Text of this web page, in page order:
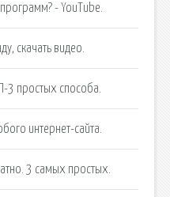
- YouTube.
скачать видео.
3 простых способа.
интернет-сайта.
3 самых простых.